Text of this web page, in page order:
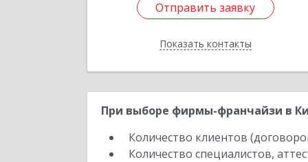
Отправить заявку
Показать контакты
Отправить заявку
Назад
При выборе фирмы-франчайзи в
Количество клиентов
Количество специалистов,